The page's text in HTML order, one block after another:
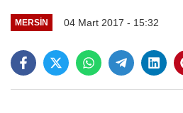
MERSIN 04 Mart 2017 - 15:32